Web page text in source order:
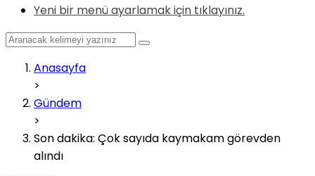
Yeni bir menü ayarlamak için tıklayınız.
Anasayfa
>
Gündem
>
Son dakika: Çok sayıda kaymakam görevden
alındı